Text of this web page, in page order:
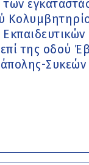
των
της οδού
Συκεών